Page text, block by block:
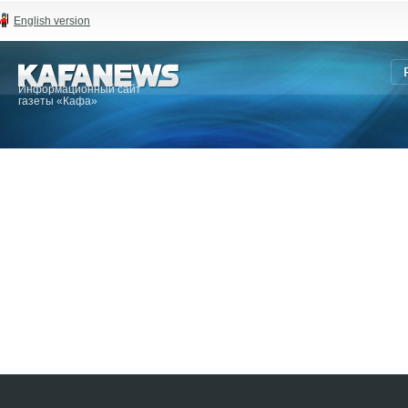
English version
Информационный сайт
газеты «Кафа»